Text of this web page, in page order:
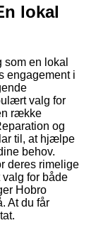
lokal
en lokal
engagement i
valg for
række
og
til, at hjælpe
behov.
deres rimelige
valg for både
Hobro
At du får